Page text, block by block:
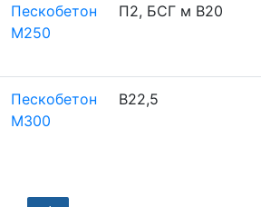
Пескобетон
М250
П2, БСГ м В20
Пескобетон
М300
В22,5